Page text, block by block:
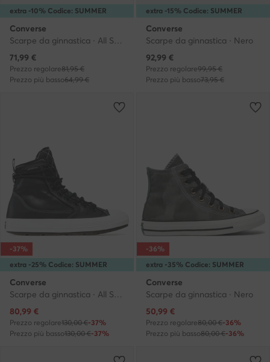
extra -10% Codice: SUMMER
Converse
Scarpe da ginnastica · All Star · Bianco
Prezzo attuale
71,99 €
Prezzo regolare81,95 €
Prezzo più basso64,99 €
extra -15% Codice: SUMMER
Converse
Scarpe da ginnastica · Nero
Prezzo attuale
92,99 €
Prezzo regolare99,95 €
Prezzo più basso73,95 €
extra -25% Codice: SUMMER
-37%
Converse
Prezzo attuale
80,99 €
Prezzo regolare130,00 €-37%
Prezzo più basso130,00 €-37%
extra -35% Codice: SUMMER
-36%
Converse
Scarpe da ginnastica · Nero
Prezzo attuale
50,99 €
Prezzo regolare80,00 €-36%
Prezzo più basso80,00 €-36%